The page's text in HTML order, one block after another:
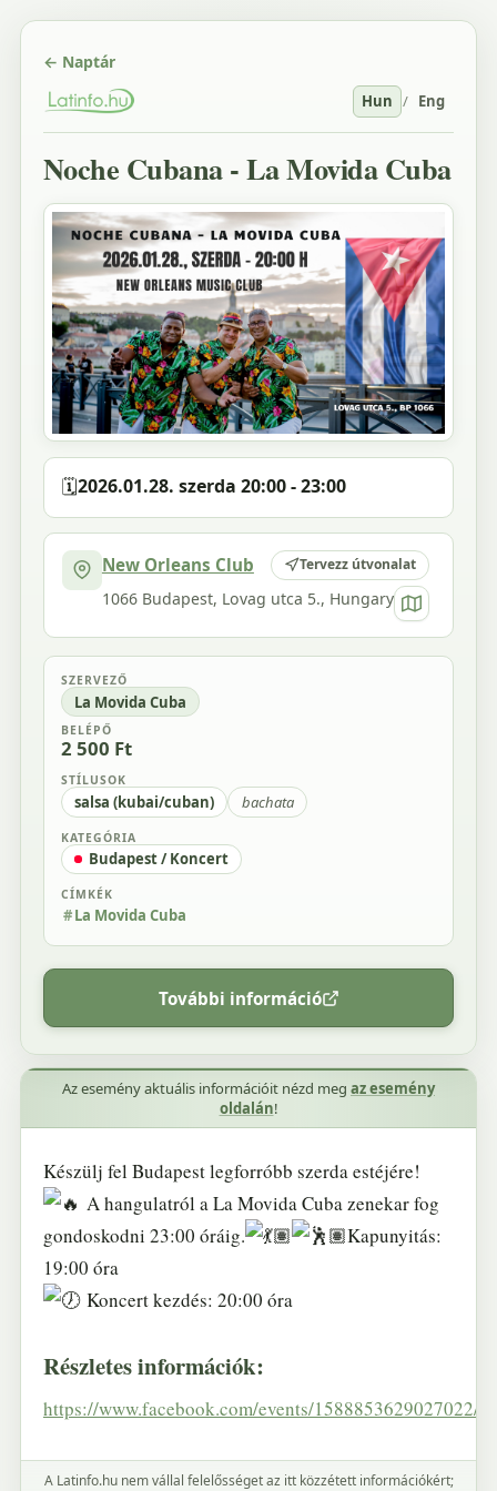
← Naptár
Hun / Eng
Noche Cubana - La Movida Cuba
🗓️2026.01.28. szerda 20:00 - 23:00
New Orleans Club Tervezz útvonalat
1066 Budapest, Lovag utca 5., Hungary
SZERVEZŐ
La Movida Cuba
BELÉPŐ
2 500 Ft
STÍLUSOK
salsa (kubai/cuban) bachata
KATEGÓRIA
Budapest / Koncert
CÍMKÉK
La Movida Cuba
További információ
Az esemény aktuális információit nézd meg az esemény
oldalán!
Készülj fel Budapest legforróbb szerda estéjére!
A hangulatról a La Movida Cuba zenekar fog
gondoskodni 23:00 óráig.
Kapunyitás:
19:00 óra
Koncert kezdés: 20:00 óra
Részletes információk:
https://www.facebook.com/events/1588853629027022/
A Latinfo.hu nem vállal felelősséget az itt közzétett információkért;